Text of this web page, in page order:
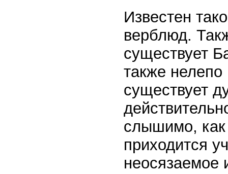
Известен
верблюд.
существует
также нелепо
существует
слышимо, как
приходится
неосязаемое